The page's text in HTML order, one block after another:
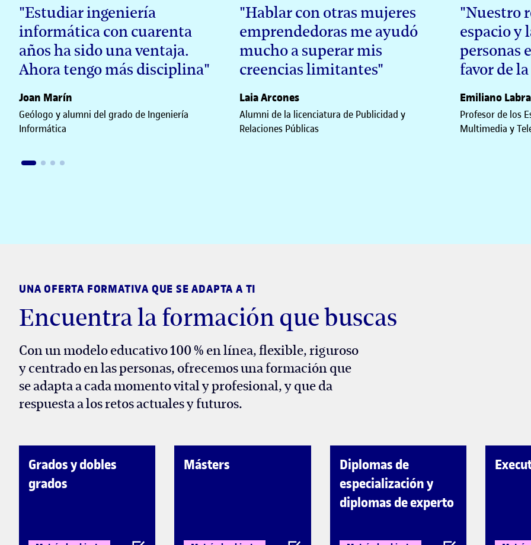
"Estudiar ingeniería
informática con cuarenta
años ha sido una ventaja.
Ahora tengo más disciplina"
Joan Marín
Geólogo y alumni del grado de Ingeniería
Informática
"Hablar con otras mujeres
emprendedoras me ayudó
mucho a superar mis
creencias limitantes"
Laia Arcones
Alumni de la licenciatura de Publicidad y
Relaciones Públicas
"Nuestro
espacio y
personas
favor de
Emiliano
Profesor de los
Multimedia y
UNA OFERTA FORMATIVA QUE SE ADAPTA A TI
Encuentra la formación que buscas
Con un modelo educativo 100 % en línea, flexible, riguroso
y centrado en las personas, ofrecemos una formación que
se adapta a cada momento vital y profesional, y que da
respuesta a los retos actuales y futuros.
Grados y dobles
grados
Másters
Diplomas de
especialización y
diplomas de experto